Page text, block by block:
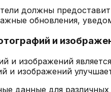
должны
обновления,
и
и изображений
и изображений
данные для различных